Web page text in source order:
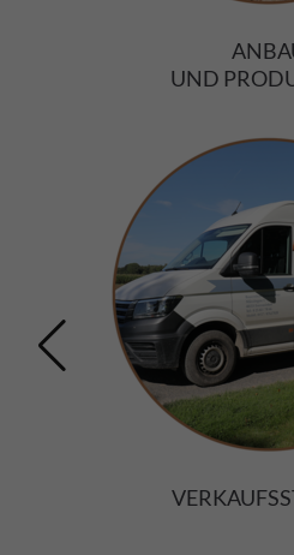
UND